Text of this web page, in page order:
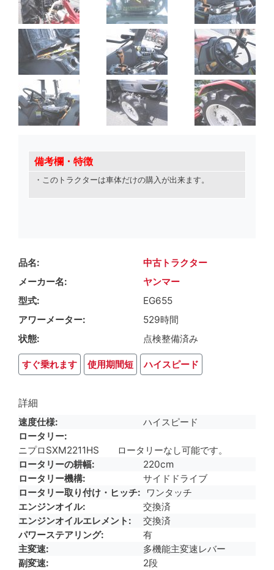
備考欄・特徴
・このトラクターは車体だけの購入が出来ます。
品名
中古トラクター
メーカー名
ヤンマー
型式
EG655
アワーメーター
529時間
状態
点検整備済み
すぐ乗れます 使用期間短 ハイスピード
詳細
速度仕様
ハイスピード
ロータリー
ニプロSXM2211HS ロータリーなし可能です。
ロータリーの耕幅
220cm
ロータリー機構
サイドドライブ
ロータリー取り付け・ヒッチ
ワンタッチ
エンジンオイル
交換済
エンジンオイルエレメント
交換済
パワーステアリング
有
主変速
多機能主変速レバー
副変速
2段